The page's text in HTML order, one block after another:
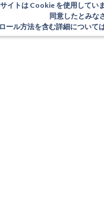
イトは Cookie を使用してい
同意したとみな
ール方法を含む詳細について